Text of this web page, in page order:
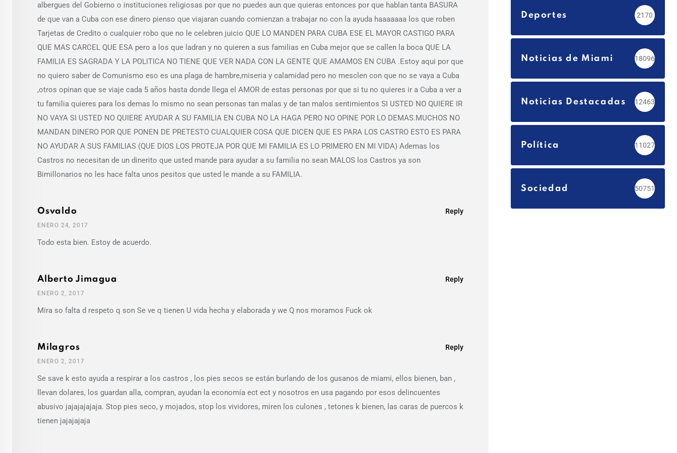
albergues del Gobierno o instituciones religiosas por que no puedes aun que quieras entonces por que hablan tanta BASURA
de que van a Cuba con ese dinero pienso que viajaran cuando comienzan a trabajar no con la ayuda haaaaaaa los que roben
Tarjetas de Credito o cualquier robo que no le celebren juicio QUE LO MANDEN PARA CUBA ESE EL MAYOR CASTIGO PARA
QUE MAS CARCEL QUE ESA pero a los que ladran y no quieren a sus familias en Cuba mejor que se callen la boca QUE LA
FAMILIA ES SAGRADA Y LA POLITICA NO TIENE QUE VER NADA CON LA GENTE QUE AMAMOS EN CUBA .Estoy aqui por que
no quiero saber de Comunismo eso es una plaga de hambre,miseria y calamidad pero no mesclen con que no se vaya a Cuba
,otros opinan que se viaje cada 5 años hasta donde llega el AMOR de estas personas por que si tu no quieres ir a Cuba a ver a
tu familia quieres para los demas lo mismo no sean personas tan malas y de tan malos sentimientos SI USTED NO QUIERE IR
NO VAYA SI USTED NO QUIERE AYUDAR A SU FAMILIA EN CUBA NO LA HAGA PERO NO OPINE POR LO DEMAS.MUCHOS NO
MANDAN DINERO POR QUE PONEN DE PRETESTO CUALQUIER COSA QUE DICEN QUE ES PARA LOS CASTRO ESTO ES PARA
NO AYUDAR A SUS FAMILIAS (QUE DIOS LOS PROTEJA POR QUE MI FAMILIA ES LO PRIMERO EN MI VIDA) Ademas los
Castros no necesitan de un dinerito que usted mande para ayudar a su familia no sean MALOS los Castros ya son
Bimillonarios no les hace falta unos pesitos que usted le mande a su FAMILIA.
Reply
Osvaldo
ENERO 24, 2017
Todo esta bien. Estoy de acuerdo.
Reply
Alberto Jimagua
ENERO 2, 2017
Mira so falta d respeto q son Se ve q tienen U vida hecha y elaborada y we Q nos moramos Fuck ok
Reply
Milagros
ENERO 2, 2017
Se save k esto ayuda a respirar a los castros , los pies secos se están burlando de los gusanos de miami, ellos bienen, ban ,
llevan dolares, los guardan alla, compran, ayudan la economía ect ect y nosotros en usa pagando por esos delincuentes
abusivo jajajajajaja. Stop pies seco, y mojados, stop los vividores, miren los culones , tetones k bienen, las caras de puercos k
tienen jajajajaja
Deportes 2170
Noticias de Miami 18096
Noticias Destacadas 12463
Política 11027
Sociedad 50751